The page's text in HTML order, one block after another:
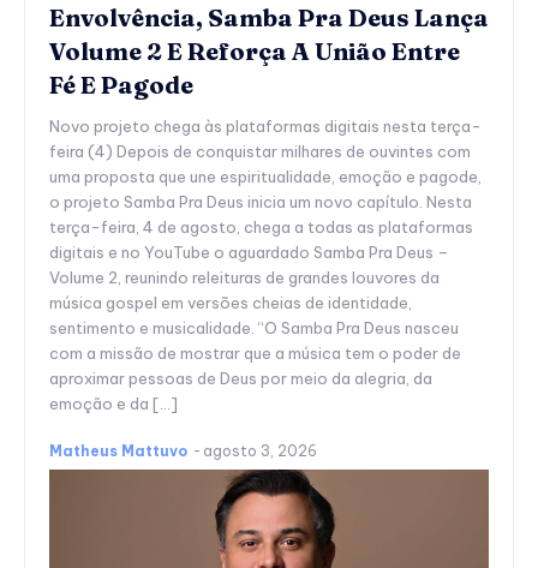
Envolvência, Samba Pra Deus Lança
Volume 2 E Reforça A União Entre
Fé E Pagode
Novo projeto chega às plataformas digitais nesta terça-
feira (4) Depois de conquistar milhares de ouvintes com
uma proposta que une espiritualidade, emoção e pagode,
o projeto Samba Pra Deus inicia um novo capítulo. Nesta
terça-feira, 4 de agosto, chega a todas as plataformas
digitais e no YouTube o aguardado Samba Pra Deus –
Volume 2, reunindo releituras de grandes louvores da
música gospel em versões cheias de identidade,
sentimento e musicalidade. “O Samba Pra Deus nasceu
com a missão de mostrar que a música tem o poder de
aproximar pessoas de Deus por meio da alegria, da
emoção e da […]
Matheus Mattuvo - agosto 3, 2026